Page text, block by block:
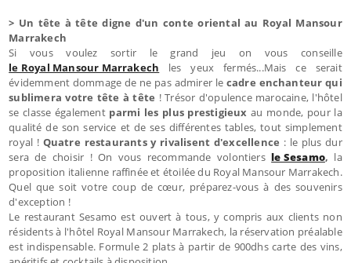
> Un tête à tête digne d'un conte oriental au Royal Mansour
Marrakech
Si vous voulez sortir le grand jeu on vous conseille
le Royal Mansour Marrakech les yeux fermés...Mais ce serait
évidemment dommage de ne pas admirer le cadre enchanteur qui
sublimera votre tête à tête ! Trésor d'opulence marocaine, l'hôtel
se classe également parmi les plus prestigieuxau monde, pour la
qualité de son service et de ses différentes tables, tout simplement
royal ! Quatre restaurants y rivalisent d'excellence : le plus dur
sera de choisir ! On vous recommande volontiersle Sesamo, la
proposition italienne raffinée et étoilée du Royal Mansour Marrakech.
Quel que soit votre coup de cœur, préparez-vous à des souvenirs
d'exception !
Le restaurant Sesamo est ouvert à tous, y compris aux clients non
résidents à l'hôtel Royal Mansour Marrakech, la réservation préalable
est indispensable. Formule 2 plats à partir de 900dhs carte des vins,